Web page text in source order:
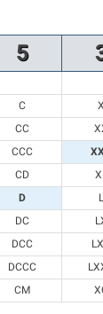
5
C X
CC
CCC
CD
D L
DC
DCC
DCCC
CM